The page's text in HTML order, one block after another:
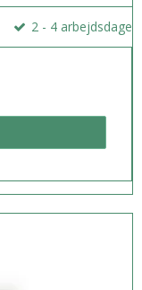
2 - 4 arbejdsdage